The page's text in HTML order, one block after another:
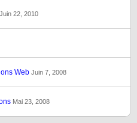
Juin 22, 2010
Web Juin 7, 2008
Mai 23, 2008